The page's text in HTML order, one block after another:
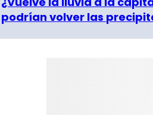
podrían volver las